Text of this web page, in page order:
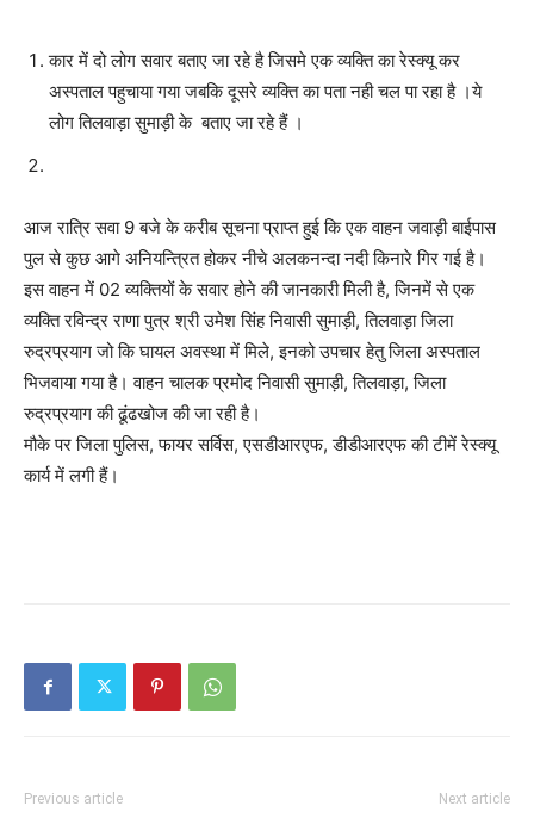
कार में दो लोग सवार बताए जा रहे है जिसमे एक व्यक्ति का रेस्क्यू कर
अस्पताल पहुचाया गया जबकि दूसरे व्यक्ति का पता नही चल पा रहा है ।ये
लोग तिलवाड़ा सुमाड़ी के बताए जा रहे हैं ।
आज रात्रि सवा 9 बजे के करीब सूचना प्राप्त हुई कि एक वाहन जवाड़ी बाईपास
पुल से कुछ आगे अनियन्त्रित होकर नीचे अलकनन्दा नदी किनारे गिर गई है।
इस वाहन में 02 व्यक्तियों के सवार होने की जानकारी मिली है, जिनमें से एक
व्यक्ति रविन्द्र राणा पुत्र श्री उमेश सिंह निवासी सुमाड़ी, तिलवाड़ा जिला
रुद्रप्रयाग जो कि घायल अवस्था में मिले, इनको उपचार हेतु जिला अस्पताल
भिजवाया गया है। वाहन चालक प्रमोद निवासी सुमाड़ी, तिलवाड़ा, जिला
रुद्रप्रयाग की ढूंढखोज की जा रही है।
मौके पर जिला पुलिस, फायर सर्विस, एसडीआरएफ, डीडीआरएफ की टीमें रेस्क्यू
कार्य में लगी हैं।
Previous article Next article